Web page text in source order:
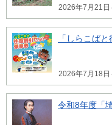
2026年7月21日
「しらこば
2026年7月18日
令和8年度「